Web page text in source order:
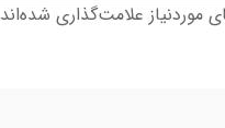
علامت‌گذاری شده‌اند